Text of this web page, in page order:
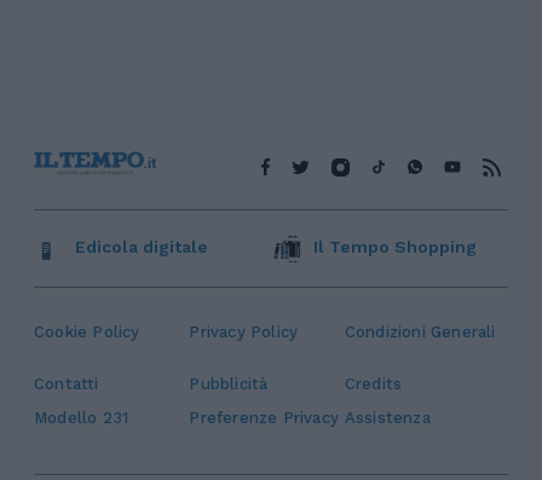
Cookie Policy Privacy Policy Condizioni Generali
Contatti Pubblicità
Credits
Modello 231
Preferenze Privacy Assistenza
Edicola digitale Il Tempo Shopping